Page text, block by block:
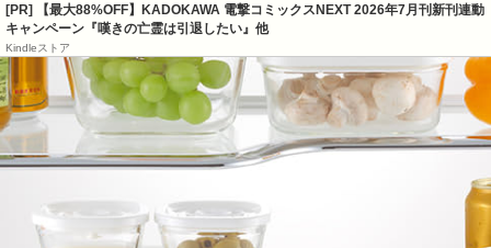
[PR] 【最大88%OFF】KADOKAWA 電撃コミックスNEXT 2026年7月刊新刊連動
キャンペーン『嘆きの亡霊は引退したい』他
Kindleストア